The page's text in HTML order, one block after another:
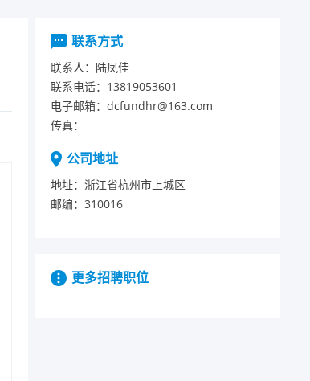
联系方式
联系人： 陆凤佳
联系电话： 13819053601
电子邮箱： dcfundhr@163.com
传真：
公司地址
地址： 浙江省杭州市上城区
邮编： 310016
更多招聘职位